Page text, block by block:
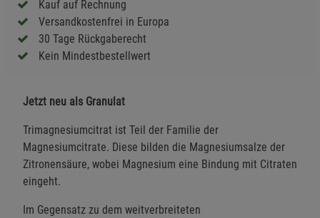
Kauf auf Rechnung
Versandkostenfrei in Europa
30 Tage Rückgaberecht
Kein Mindestbestellwert
Jetzt neu als Granulat
Trimagnesiumcitrat ist Teil der Familie der
Magnesiumcitrate. Diese bilden die Magnesiumsalze der
Zitronensäure, wobei Magnesium eine Bindung mit Citraten
eingeht.
Im Gegensatz zu dem weitverbreiteten